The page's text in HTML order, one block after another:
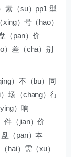
素（su）pp1 型
）号（hao）
（pan）价
）差（cha）别
）不（bu）同
场（chang）行
）响
件（jian）价
（pan）本
hai）需（xu）